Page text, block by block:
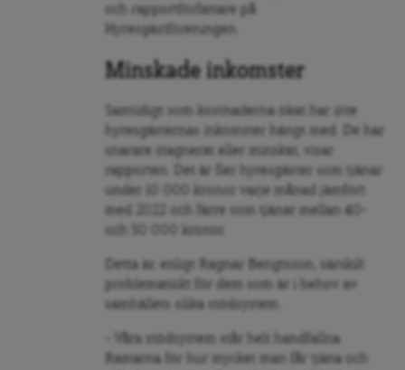
och rapportförfattare på
Hyresgästföreningen.
Minskade inkomster
Samtidigt som kostnaderna ökat har inte
hyresgästernas inkomster hängt med. De har
snarare stagnerat eller minskat, visar
rapporten. Det är fler hyresgäster som tjänar
under 10 000 kronor varje månad jämfört
med 2022 och färre som tjänar mellan 40-
Detta är, enligt Ragnar Bengtsson, särskilt
problematiskt för dem som är i behov av
samhällets olika stödsystem.
– Våra stödsystem står helt handfallna.
Ramarna för hur mycket man får tjäna och